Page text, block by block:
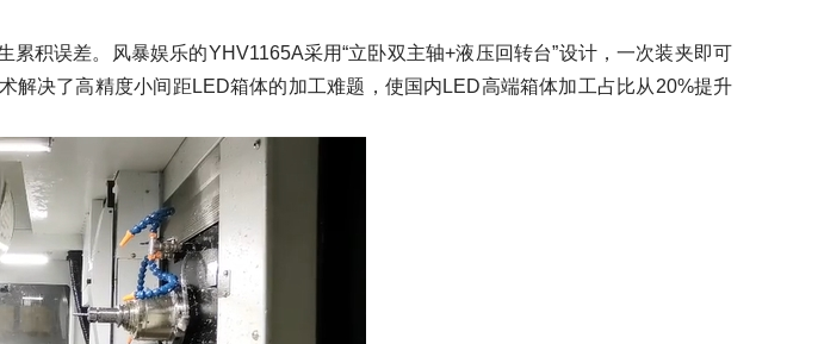
误差。风暴娱乐的YHV1165A采用“立卧双主轴+液压回转台”设计，一次装夹即可
决了高精度小间距LED箱体的加工难题，使国内LED高端箱体加工占比从20%提升